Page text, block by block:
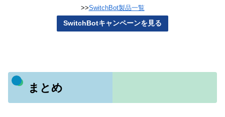
>>SwitchBot製品一覧
SwitchBotキャンペーンを見る
まとめ